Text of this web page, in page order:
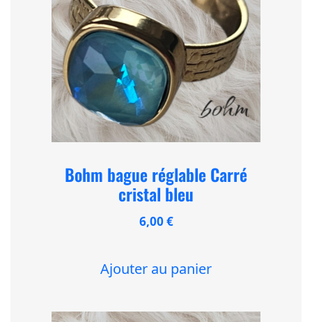
Bohm bague réglable Carré
cristal bleu
6,00€
Ajouter au panier